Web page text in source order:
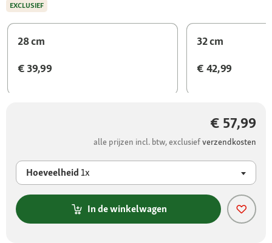
28 cm
€ 39,99
32 cm
€ 42,99
€ 57,99
alle prijzen incl. btw, exclusiefverzendkosten
Hoeveelheid 1x
In de winkelwagen
EXCLUSIEF